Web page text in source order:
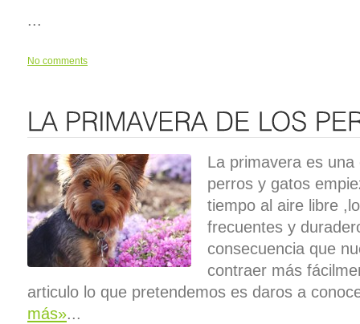
...
No comments
La primavera es
perros y gatos
tiempo al aire libre
frecuentes y
consecuencia que
contraer más
articulo lo que pretendemos es daros a
más»...